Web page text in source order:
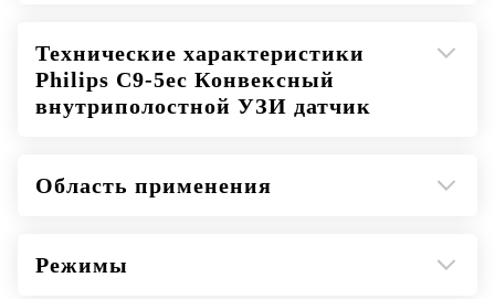
Технические характеристики
Philips C9-5ec Конвексный
внутриполостной УЗИ датчик
Область применения
Режимы